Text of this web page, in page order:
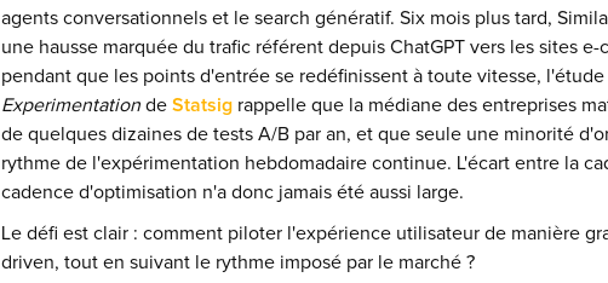
agents conversationnels et le search génératif. Six mois plus tard,
une hausse marquée du trafic référent depuis ChatGPT vers les sites e-
pendant que les points d'entrée se redéfinissent à toute vitesse, l'étude
Experimentation de Statsig rappelle que la médiane des entreprises
de quelques dizaines de tests A/B par an, et que seule une minorité
rythme de l'expérimentation hebdomadaire continue. L'écart entre la
cadence d'optimisation n'a donc jamais été aussi large.
Le défi est clair : comment piloter l'expérience utilisateur de manière
driven, tout en suivant le rythme imposé par le marché ?